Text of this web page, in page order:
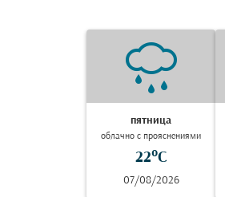
пятница
облачно с прояснениями
22°C
07/08/2026